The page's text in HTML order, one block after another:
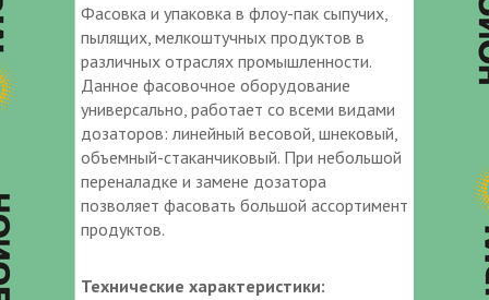
Фасовка и упаковка в флоу-пак сыпучих,
пылящих, мелкоштучных продуктов в
различных отраслях промышленности.
Данное фасовочное оборудование
универсально, работает со всеми видами
дозаторов: линейный весовой, шнековый,
объемный-стаканчиковый. При небольшой
переналадке и замене дозатора
позволяет фасовать большой ассортимент
продуктов.
Технические характеристики: